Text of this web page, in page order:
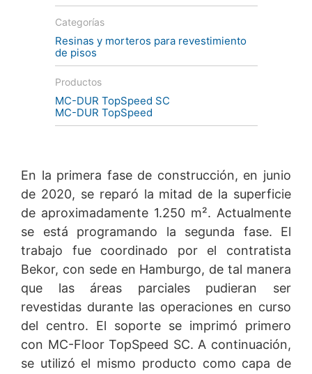
Categorías
Resinas y morteros para revestimiento
de pisos
Productos
MC-DUR TopSpeed SC
MC-DUR TopSpeed
En la primera fase de construcción, en junio
de 2020, se reparó la mitad de la superficie
de aproximadamente 1.250 m². Actualmente
se está programando la segunda fase. El
trabajo fue coordinado por el contratista
Bekor, con sede en Hamburgo, de tal manera
que las áreas parciales pudieran ser
revestidas durante las operaciones en curso
del centro. El soporte se imprimó primero
con MC-Floor TopSpeed SC. A continuación,
se utilizó el mismo producto como capa de